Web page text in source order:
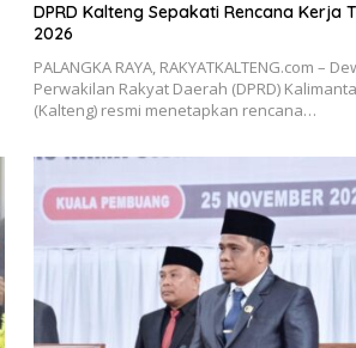
DPRD Kalteng Sepakati Rencana Kerja
2026
PALANGKA RAYA, RAKYATKALTENG.com –
Perwakilan Rakyat Daerah (DPRD)
(Kalteng) resmi menetapkan rencana…